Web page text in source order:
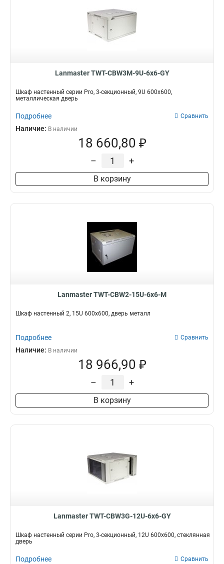
Lanmaster TWT-CBW3M-9U-6x6-GY
Шкаф настенный серии Pro, 3-секционный, 9U 600x600,
металлическая дверь
Подробнее Сравнить
Наличие: В наличии
18 660,80 ₽
– +
В корзину
Lanmaster TWT-CBW2-15U-6x6-M
Шкаф настенный 2, 15U 600x600, дверь металл
Подробнее Сравнить
Наличие: В наличии
18 966,90 ₽
– +
В корзину
Lanmaster TWT-CBW3G-12U-6x6-GY
Шкаф настенный серии Pro, 3-секционный, 12U 600x600, стеклянная
дверь
Подробнее Сравнить